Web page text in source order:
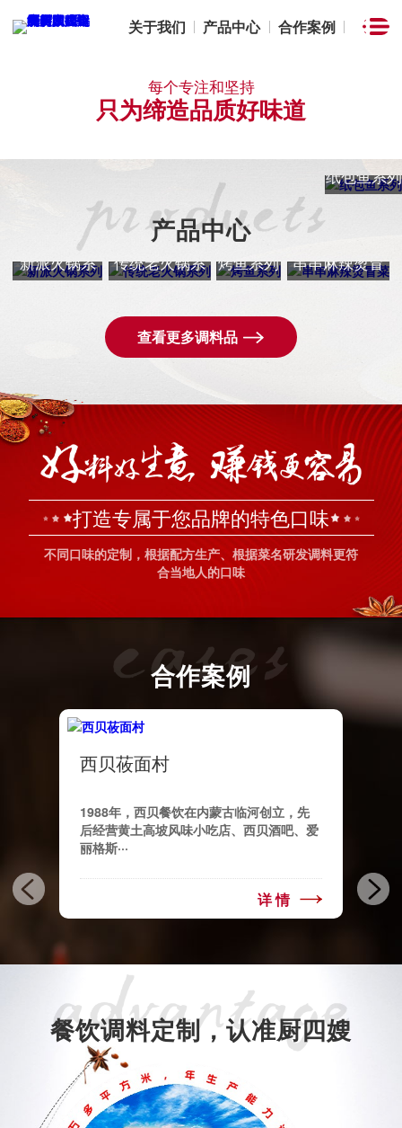
关于我们 产品中心 合作案例
每个专注和坚持
只为缔造品质好味道
产品中心
新派火锅系
传统老火锅系
烤鱼系列
纸包鱼系列
串串麻辣烫冒
查看更多调料品
打造专属于您品牌的特色口味
不同口味的定制，根据配方生产、根据菜名研发调料更符
合当地人的口味
合作案例
西贝莜面村
1988年，西贝餐饮在内蒙古临河创立，先
后经营黄土高坡风味小吃店、西贝酒吧、爱
丽格斯···
详情
餐饮调料定制，认准厨四嫂